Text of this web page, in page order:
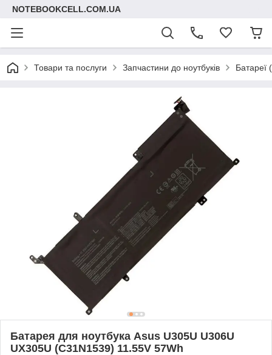
NOTEBOOKCELL.COM.UA
Товари та послуги Запчастини до ноутбуків Батареї
Батарея для ноутбука Asus U305U U306U
UX305U (C31N1539) 11.55V 57Wh